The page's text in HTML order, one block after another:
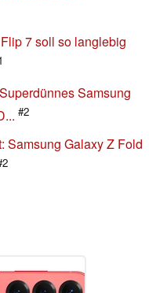
7 soll so langlebig
Samsung
#2
Samsung Galaxy Z Fold